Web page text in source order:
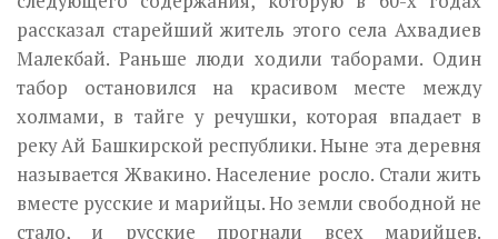
рассказал старейший житель этого села Ахвадиев
Малекбай. Раньше люди ходили таборами. Один
табор остановил­ся на красивом месте между
холмами, в тайге у речушки, которая впа­дает в
реку Ай Башкирской республики. Ныне эта деревня
называется Жвакино. Население росло. Стали жить
вместе русские и марийцы. Но земли свободной не
стало, и русские прогнали всех марийцев.